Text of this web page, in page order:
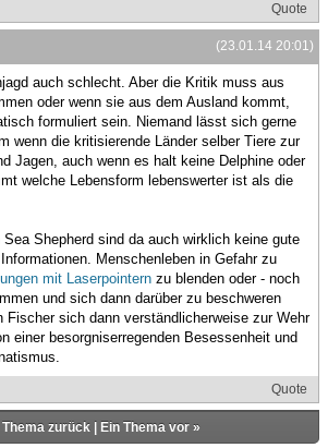
Quote
(23.01.14 20:01)
auch schlecht. Aber die Kritik muss aus
oder wenn sie aus dem Ausland kommt,
formuliert sein. Niemand lässt sich gerne
wenn die kritisierende Länder selber Tiere zur
Jagen, auch wenn es halt keine Delphine oder
welche Lebensform lebenswerter ist als die
Shepherd sind da auch wirklich keine gute
Menschenleben in Gefahr zu
mit Laserpointern zu blenden oder - noch
und sich dann darüber zu beschweren
Fischer sich dann verständlicherweise zur Wehr
einer besorgniserregenden Besessenheit und
Quote
Thema zurück| Ein Thema vor»